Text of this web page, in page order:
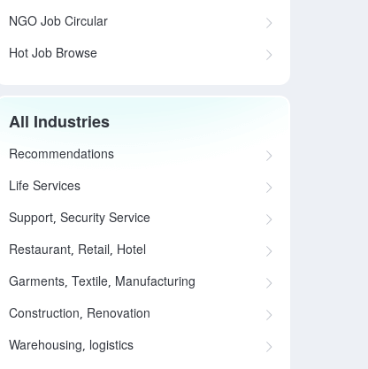
NGO Job Circular
Hot Job Browse
All Industries
Recommendations
Life Services
Support, Security Service
Restaurant, Retail, Hotel
Garments, Textile, Manufacturing
Construction, Renovation
Warehousing, logistics